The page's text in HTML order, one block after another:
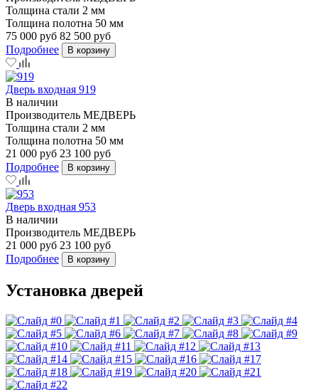
Толщина стали 2 мм
Толщина полотна 50 мм
75 000 руб 82 500 руб
Подробнее
В корзину
Дверь входная 919
В наличии
Производитель МЕДВЕРЬ
Толщина стали 2 мм
Толщина полотна 50 мм
21 000 руб 23 100 руб
Подробнее
В корзину
Дверь входная 953
В наличии
Производитель МЕДВЕРЬ
21 000 руб 23 100 руб
Подробнее
В корзину
Установка дверей